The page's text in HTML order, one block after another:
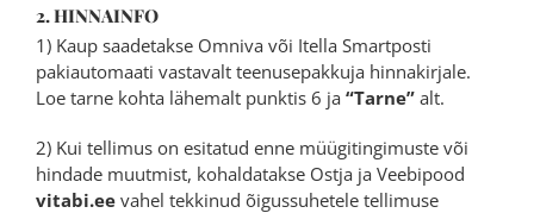
2. HINNAINFO
1) Kaup saadetakse Omniva või Itella Smartposti
pakiautomaati vastavalt teenusepakkuja hinnakirjale.
Loe tarne kohta lähemalt punktis 6 ja “Tarne”alt.
2) Kui tellimus on esitatud enne müügitingimuste või
hindade muutmist, kohaldatakse Ostja ja Veebipood
vitabi.eevahel tekkinud õigussuhetele tellimuse